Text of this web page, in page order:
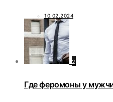
10.02.2024
2
Где феромоны у